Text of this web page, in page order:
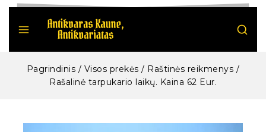
Pagrindinis / Visos prekės / Raštinės reikmenys /
Rašalinė tarpukario laikų. Kaina 62 Eur.